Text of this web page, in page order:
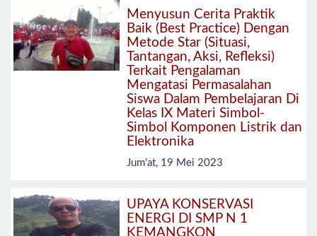
Menyusun Cerita Praktik
Baik (Best Practice) Dengan
Metode Star (Situasi,
Tantangan, Aksi, Refleksi)
Terkait Pengalaman
Mengatasi Permasalahan
Siswa Dalam Pembelajaran Di
Kelas IX Materi Simbol-
Simbol Komponen Listrik dan
Elektronika
Jum'at, 19 Mei 2023
UPAYA KONSERVASI
ENERGI DI SMP N 1
KEMANGKON